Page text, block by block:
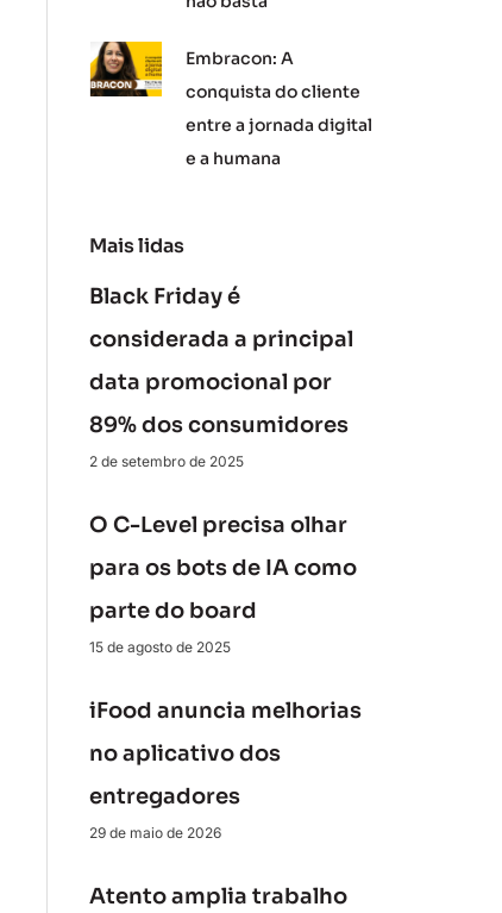
Embracon: A
conquista do cliente
entre a jornada digital
e a humana
Mais lidas
Black Friday é
considerada a principal
data promocional por
89% dos consumidores
2 de setembro de 2025
O C-Level precisa olhar
para os bots de IA como
parte do board
15 de agosto de 2025
iFood anuncia melhorias
no aplicativo dos
entregadores
29 de maio de 2026
Atento amplia trabalho